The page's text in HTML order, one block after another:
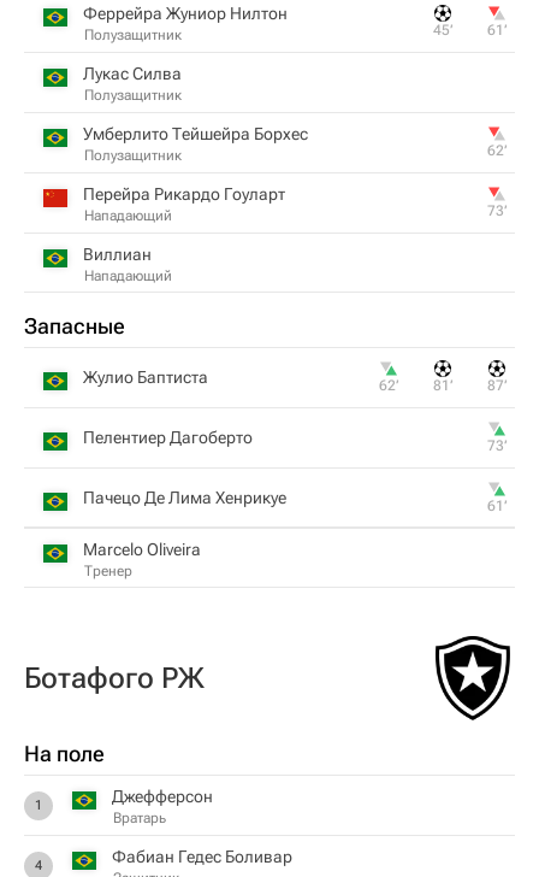
Феррейра Жуниор Нилтон
Полузащитник 45‎’‎ 61‎’‎
Лукас Силва
Полузащитник
Умберлито Тейшейра Борхес
Полузащитник 62‎’‎
Перейра Рикардо Гоуларт
Нападающий 73‎’‎
Виллиан
Нападающий
Запасные
Жулио Баптиста 62‎’‎ 81‎’‎ 87‎’‎
Пелентиер Дагоберто 73‎’‎
Пачецо Де Лима Хенрикуе 61‎’‎
Marcelo Oliveira
Тренер
Ботафого РЖ
На поле
1 Джефферсон
Вратарь
4 Фабиан Гедес Боливар